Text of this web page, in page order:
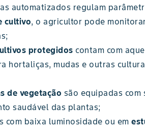
automatizados regulam
cultivo, o agricultor pode
protegidos contam com
hortaliças, mudas e outras
de vegetação são equipadas
saudável das plantas;
com baixa luminosidade ou em